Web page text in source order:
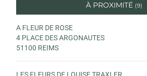
À PROXIMITÉ (9)
A FLEUR DE ROSE
4 PLACE DES ARGONAUTES
51100 REIMS
LES FLEURS DE LOUISE TRAXLER